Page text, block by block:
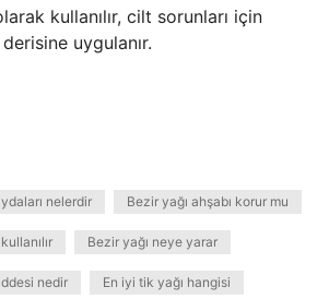
kullanılır, cilt sorunları için
uygulanır.
nelerdir Bezir yağı ahşabı korur mu
Bezir yağı neye yarar
nedir En iyi tik yağı hangisi